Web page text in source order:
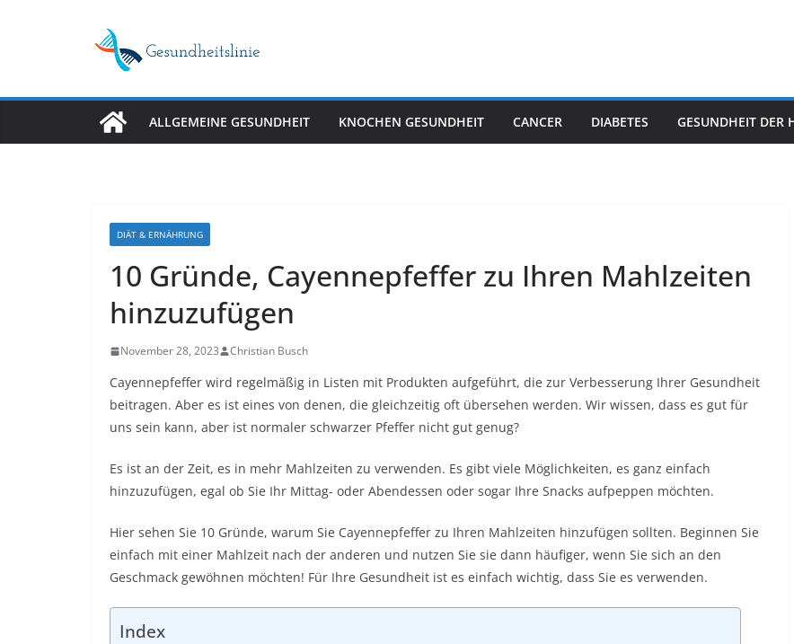
ALLGEMEINE GESUNDHEIT KNOCHEN GESUNDHEIT CANCER DIABETES GESUNDHEIT DER
DIÄT & ERNÄHRUNG
10 Gründe, Cayennepfeffer zu Ihren Mahlzeiten
hinzuzufügen
November 28, 2023 Christian Busch
Cayennepfeffer wird regelmäßig in Listen mit Produkten aufgeführt, die zur Verbesserung Ihrer Gesundheit
beitragen. Aber es ist eines von denen, die gleichzeitig oft übersehen werden. Wir wissen, dass es gut für
uns sein kann, aber ist normaler schwarzer Pfeffer nicht gut genug?
Es ist an der Zeit, es in mehr Mahlzeiten zu verwenden. Es gibt viele Möglichkeiten, es ganz einfach
hinzuzufügen, egal ob Sie Ihr Mittag- oder Abendessen oder sogar Ihre Snacks aufpeppen möchten.
Hier sehen Sie 10 Gründe, warum Sie Cayennepfeffer zu Ihren Mahlzeiten hinzufügen sollten. Beginnen Sie
einfach mit einer Mahlzeit nach der anderen und nutzen Sie sie dann häufiger, wenn Sie sich an den
Geschmack gewöhnen möchten! Für Ihre Gesundheit ist es einfach wichtig, dass Sie es verwenden.
Index